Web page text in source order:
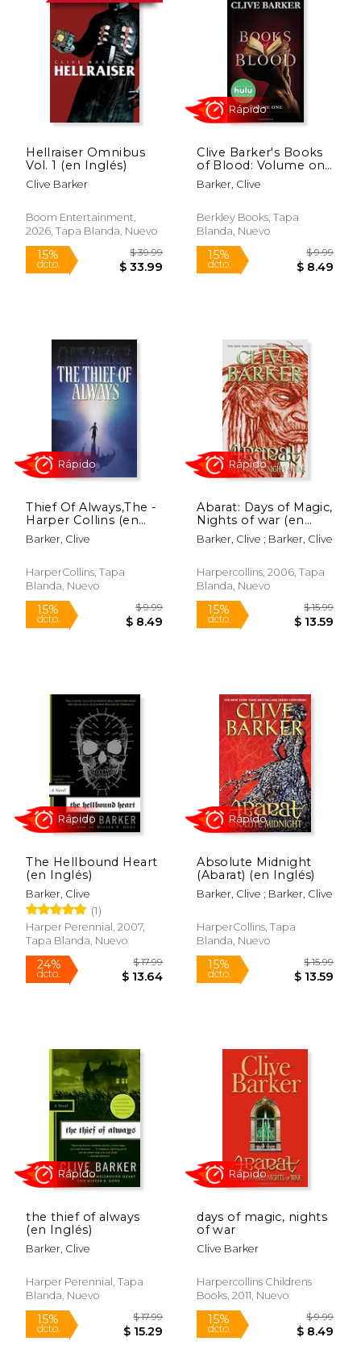
Hellraiser Omnibus
Vol. 1 (en Inglés)
Clive Barker
Boom Entertainment,
2026, Tapa Blanda, Nuevo
15%
dcto. $ 33.99
Clive Barker's Books
of Blood: Volume one
(Movie Tie-In) (en
Inglés)
Barker, Clive
Berkley Books, Tapa
Blanda, Nuevo
15%
dcto.
Thief Of Always,The -
Harper Collins (en
Inglés)
Barker, Clive
HarperCollins, Tapa
Blanda, Nuevo
Abarat: Days of Magic,
Nights of war (en
Inglés)
Barker, Clive ; Barker, Clive
Harpercollins, 2006, Tapa
Blanda, Nuevo
15%
dcto.
The Hellbound Heart
(en Inglés)
Barker, Clive
(1)
Harper Perennial, 2007,
Tapa Blanda, Nuevo
dcto. $ 13.64
Absolute Midnight
(Abarat) (en Inglés)
Barker, Clive ; Barker, Clive
HarperCollins, Tapa
Blanda, Nuevo
15%
dcto.
the thief of always
(en Inglés)
Barker, Clive
Harper Perennial, Tapa
Blanda, Nuevo
days of magic, nights
of war
Clive Barker
Harpercollins Childrens
Books, 2011, Nuevo